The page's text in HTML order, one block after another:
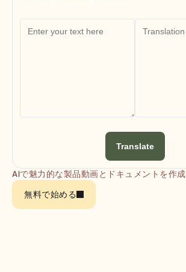
AIで魅力的な製品動画とドキュメントを作成
無料で始める
Translate
採用情報
See more